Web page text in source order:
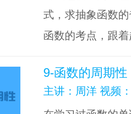
式，求抽象函数
函数的考点，跟
9-函数的周期性
主讲：周洋 视频